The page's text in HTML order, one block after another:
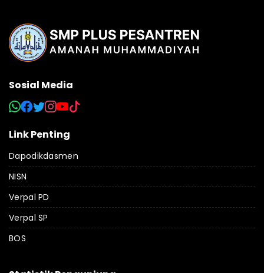
Sosial Media
Link Penting
Dapodikdasmen
NISN
Verpal PD
Verpal SP
BOS